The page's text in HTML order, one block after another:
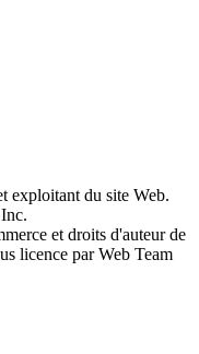
exploitant du site Web.
et droits d'auteur de
licence par Web Team